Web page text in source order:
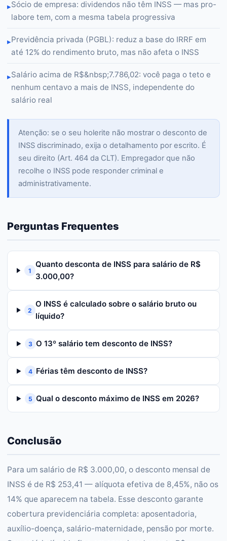
▸Sócio de empresa: dividendos não têm INSS — mas pro-
labore tem, com a mesma tabela progressiva
▸Previdência privada (PGBL): reduz a base do IRRF em
até 12% do rendimento bruto, mas não afeta o INSS
▸Salário acima de R$&nbsp;7.786,02: você paga o teto e
nenhum centavo a mais de INSS, independente do
salário real
Atenção: se o seu holerite não mostrar o desconto de
INSS discriminado, exija o detalhamento por escrito. É
seu direito (Art. 464 da CLT). Empregador que não
recolhe o INSS pode responder criminal e
administrativamente.
Perguntas Frequentes
1
Quanto desconta de INSS para salário de R$
3.000,00?
2
O INSS é calculado sobre o salário bruto ou
líquido?
3 O 13º salário tem desconto de INSS?
4 Férias têm desconto de INSS?
5 Qual o desconto máximo de INSS em 2026?
Conclusão
Para um salário de R$ 3.000,00, o desconto mensal de
INSS é de R$ 253,41 — alíquota efetiva de 8,45%, não os
14% que aparecem na tabela. Esse desconto garante
cobertura previdenciária completa: aposentadoria,
auxílio-doença, salário-maternidade, pensão por morte.